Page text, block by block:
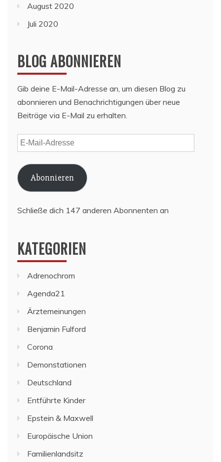
August 2020
Juli 2020
BLOG ABONNIEREN
Gib deine E-Mail-Adresse an, um diesen Blog zu
abonnieren und Benachrichtigungen über neue
Beiträge via E-Mail zu erhalten.
E-
Mail-
Adresse
Abonnieren
Schließe dich 147 anderen Abonnenten an
KATEGORIEN
Adrenochrom
Agenda21
Ärztemeinungen
Benjamin Fulford
Corona
Demonstationen
Deutschland
Entführte Kinder
Epstein & Maxwell
Europäische Union
Familienlandsitz